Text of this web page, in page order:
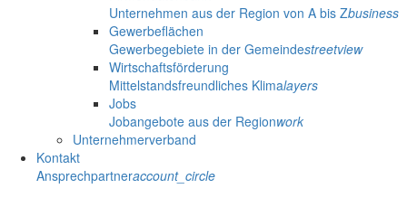
Unternehmen aus der Region von A bis Zbusiness
Gewerbeflächen
Gewerbegebiete in der Gemeindestreetview
Wirtschaftsförderung
Mittelstandsfreundliches Klimalayers
Jobs
Jobangebote aus der Regionwork
Unternehmerverband
Kontakt
Ansprechpartneraccount_circle